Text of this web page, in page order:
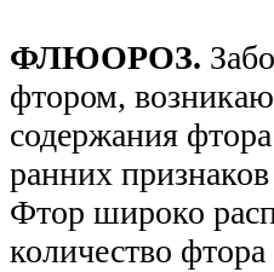
ФЛЮОРОЗ.
фтором,
содержания
ранних
Фтор широко
количество